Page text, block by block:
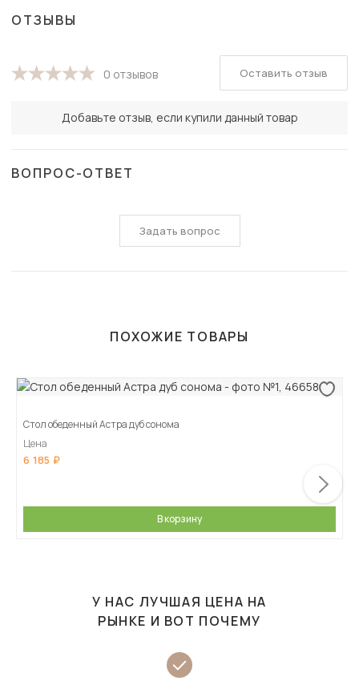
ОТЗЫВЫ
0 отзывов
Добавьте отзыв, если купили данный товар
Оставить отзыв
ВОПРОС-ОТВЕТ
Задать вопрос
ПОХОЖИЕ ТОВАРЫ
Стол обеденный Астра дуб сонома
Цена
6 185
В корзину
У НАС ЛУЧШАЯ ЦЕНА НА
РЫНКЕ И ВОТ ПОЧЕМУ